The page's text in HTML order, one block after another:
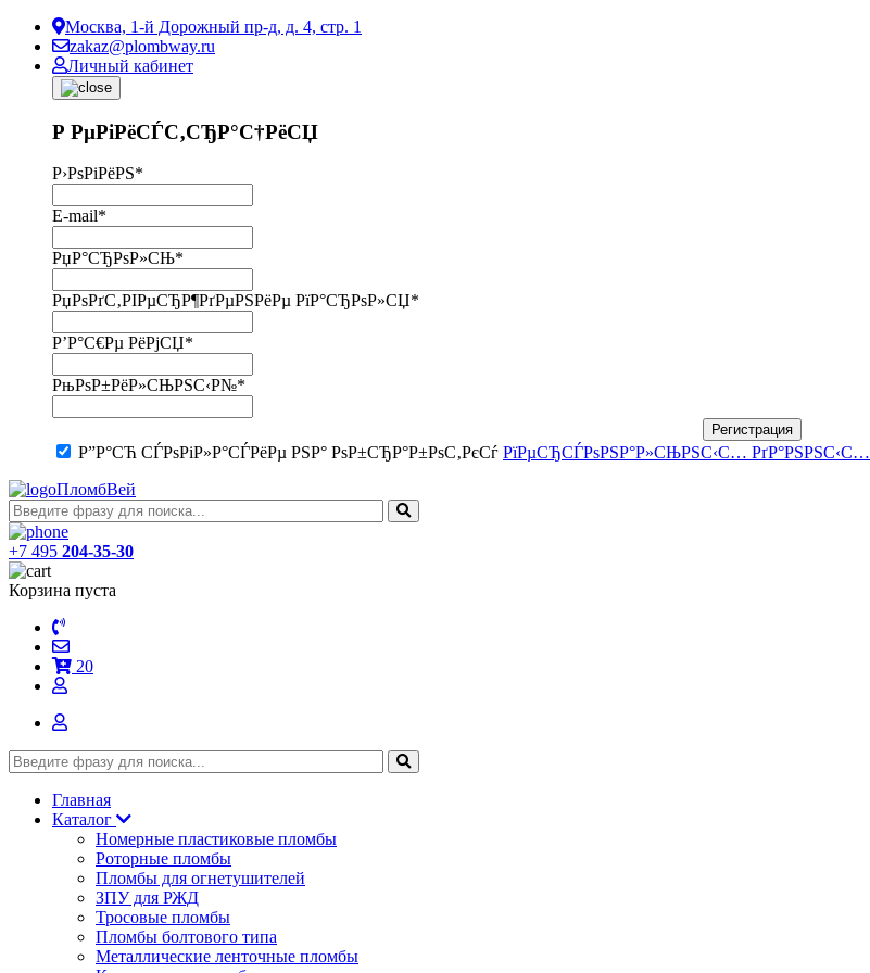
Москва, 1-й Дорожный пр-д, д. 4, стр. 1
zakaz@plombway.ru
Личный кабинет
Р РµРіРёСЃС‚СЂР°С†РёСЏ
Р›РѕРіРёРЅ*
E-mail*
РџР°СЂРѕР»СЊ*
РџРѕРґС‚РІРµСЂР¶РґРµРЅРёРµ РїР°СЂРѕР»СЏ*
Р’Р°С€Рµ РёРјСЏ*
РњРѕР±РёР»СЊРЅС‹Р№*
Регистрация
Р”Р°СЋ СЃРѕРіР»Р°СЃРёРµ РЅР° РѕР±СЂР°Р±РѕС‚РєСѓ РїРµСЂСЃРѕРЅР°Р»СЊРЅС‹С… РґР°РЅРЅС‹С…
ПломбВей
+7 495 204-35-30
Корзина пуста
20
Главная
Каталог
Номерные пластиковые пломбы
Роторные пломбы
Пломбы для огнетушителей
ЗПУ для РЖД
Тросовые пломбы
Пломбы болтового типа
Металлические ленточные пломбы